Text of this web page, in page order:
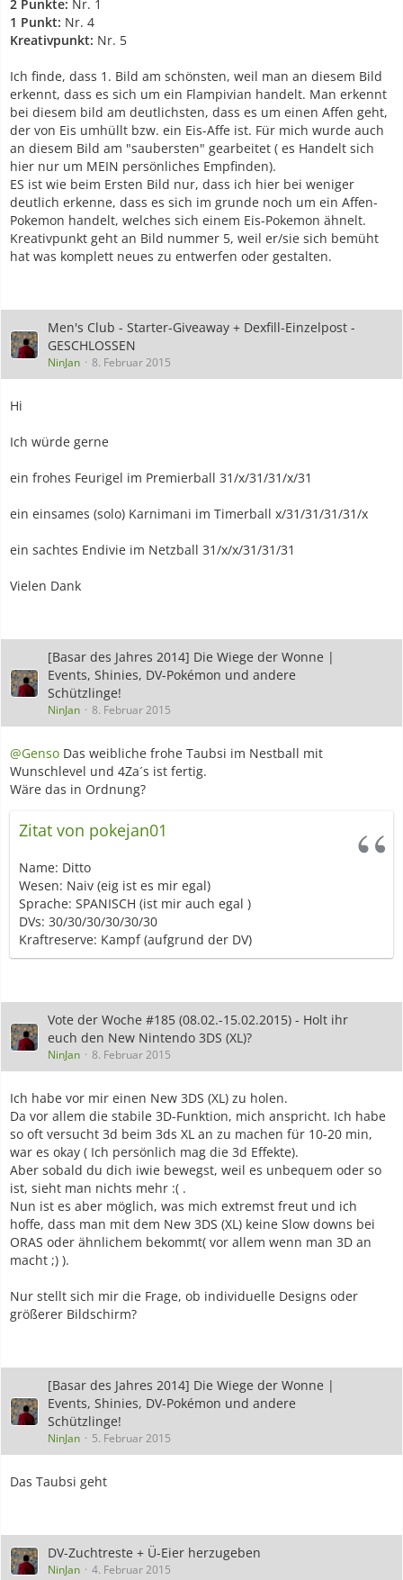
2 Punkte: Nr. 1
1 Punkt: Nr. 4
Kreativpunkt: Nr. 5
Ich finde, dass 1. Bild am schönsten, weil man an diesem Bild
erkennt, dass es sich um ein Flampivian handelt. Man erkennt
bei diesem bild am deutlichsten, dass es um einen Affen geht,
der von Eis umhüllt bzw. ein Eis-Affe ist. Für mich wurde auch
an diesem Bild am "saubersten" gearbeitet ( es Handelt sich
hier nur um MEIN persönliches Empfinden).
ES ist wie beim Ersten Bild nur, dass ich hier bei weniger
deutlich erkenne, dass es sich im grunde noch um ein Affen-
Pokemon handelt, welches sich einem Eis-Pokemon ähnelt.
Kreativpunkt geht an Bild nummer 5, weil er/sie sich bemüht
hat was komplett neues zu entwerfen oder gestalten.
Men's Club - Starter-Giveaway + Dexfill-Einzelpost -
GESCHLOSSEN
NinJan 8. Februar 2015
Hi
Ich würde gerne
ein frohes Feurigel im Premierball 31/x/31/31/x/31
ein einsames (solo) Karnimani im Timerball x/31/31/31/31/x
ein sachtes Endivie im Netzball 31/x/x/31/31/31
Vielen Dank
[Basar des Jahres 2014] Die Wiege der Wonne |
Events, Shinies, DV-Pokémon und andere
Schützlinge!
NinJan 8. Februar 2015
@Genso Das weibliche frohe Taubsi im Nestball mit
Wunschlevel und 4Za´s ist fertig.
Wäre das in Ordnung?
Zitat von pokejan01
Name: Ditto
Wesen: Naiv (eig ist es mir egal)
Sprache: SPANISCH (ist mir auch egal )
DVs: 30/30/30/30/30/30
Kraftreserve: Kampf (aufgrund der DV)
Vote der Woche #185 (08.02.-15.02.2015) - Holt ihr
euch den New Nintendo 3DS (XL)?
NinJan 8. Februar 2015
Ich habe vor mir einen New 3DS (XL) zu holen.
Da vor allem die stabile 3D-Funktion, mich anspricht. Ich habe
so oft versucht 3d beim 3ds XL an zu machen für 10-20 min,
war es okay ( Ich persönlich mag die 3d Effekte).
Aber sobald du dich iwie bewegst, weil es unbequem oder so
ist, sieht man nichts mehr :( .
Nun ist es aber möglich, was mich extremst freut und ich
hoffe, dass man mit dem New 3DS (XL) keine Slow downs bei
ORAS oder ähnlichem bekommt( vor allem wenn man 3D an
macht ;) ).
Nur stellt sich mir die Frage, ob individuelle Designs oder
größerer Bildschirm?
[Basar des Jahres 2014] Die Wiege der Wonne |
Events, Shinies, DV-Pokémon und andere
Schützlinge!
NinJan 5. Februar 2015
Das Taubsi geht
DV-Zuchtreste + Ü-Eier herzugeben
NinJan 4. Februar 2015